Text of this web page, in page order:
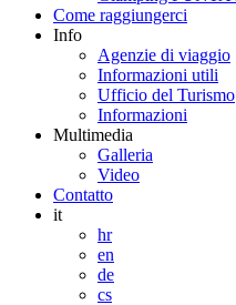
Come raggiungerci
Info
Agenzie di viaggio
Informazioni utili
Ufficio del Turismo
Informazioni
Multimedia
Galleria
Video
Contatto
it
hr
en
de
cs